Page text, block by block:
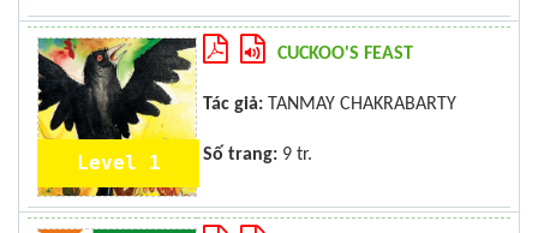
Level 1
CUCKOO'S FEAST
Tác giả: TANMAY CHAKRABARTY
Số trang: 9 tr.